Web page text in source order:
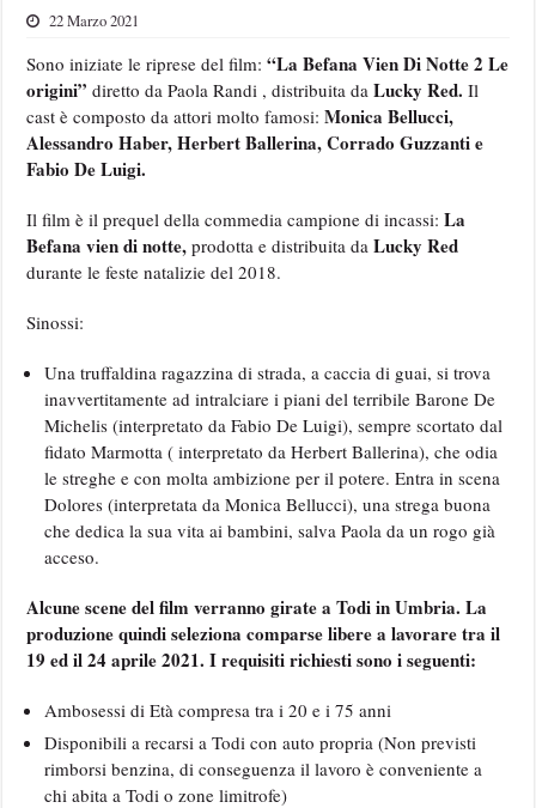
22 Marzo 2021
Sono iniziate le riprese del film:“La Befana Vien Di Notte 2 Le
origini” diretto da Paola Randi , distribuita da Lucky Red. Il
cast è composto da attori molto famosi: Monica Bellucci,
Alessandro Haber, Herbert Ballerina, Corrado Guzzanti e
Fabio De Luigi.
Il film è il prequel della commedia campione di incassi:La
Befana vien di notte, prodotta e distribuita daLucky Red
durante le feste natalizie del 2018.
Sinossi:
Una truffaldina ragazzina di strada, a caccia di guai, si trova
inavvertitamente ad intralciare i piani del terribile Barone De
Michelis (interpretato da Fabio De Luigi), sempre scortato dal
fidato Marmotta ( interpretato da Herbert Ballerina), che odia
le streghe e con molta ambizione per il potere. Entra in scena
Dolores (interpretata da Monica Bellucci), una strega buona
che dedica la sua vita ai bambini, salva Paola da un rogo già
acceso.
Alcune scene del film verranno girate a Todi in Umbria. La
produzione quindi seleziona comparse libere a lavorare tra il
19 ed il 24 aprile 2021. I requisiti richiesti sono i seguenti:
Ambosessi di Età compresa tra i 20 e i 75 anni
Disponibili a recarsi a Todi con auto propria (Non previsti
rimborsi benzina, di conseguenza il lavoro è conveniente a
chi abita a Todi o zone limitrofe)